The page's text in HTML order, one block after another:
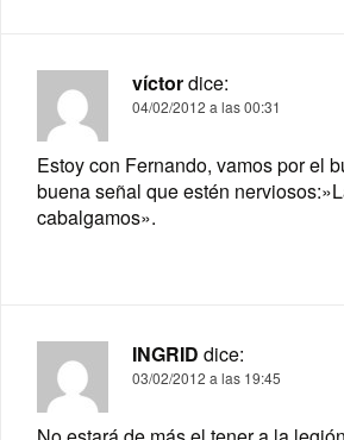
víctordice:
04/02/2012 a las 00:31
Estoy con Fernando, vamos por el
buena señal que estén
cabalgamos».
INGRID dice:
03/02/2012 a las 19:45